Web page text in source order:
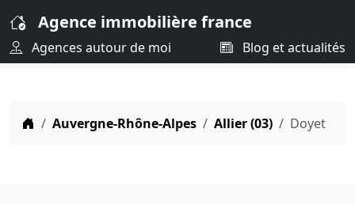
Agence immobilière france
Agences autour de moi Blog et actualités
Auvergne-Rhône-Alpes Allier (03) Doyet